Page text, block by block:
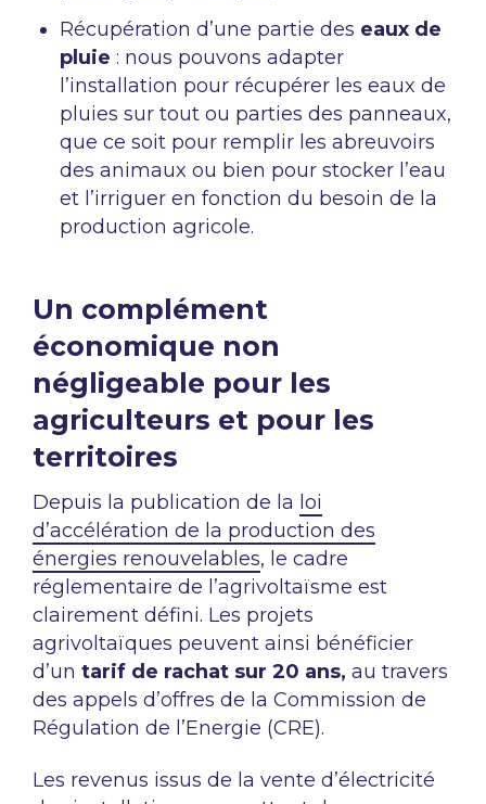
Récupération d’une partie des eaux de
pluie : nous pouvons adapter
l’installation pour récupérer les eaux de
pluies sur tout ou parties des panneaux,
que ce soit pour remplir les abreuvoirs
des animaux ou bien pour stocker l’eau
et l’irriguer en fonction du besoin de la
production agricole.
Un complément
économique non
négligeable pour les
agriculteurs et pour les
territoires
Depuis la publication de la loi
d’accélération de la production des
énergies renouvelables, le cadre
réglementaire de l’agrivoltaïsme est
clairement défini. Les projets
agrivoltaïques peuvent ainsi bénéficier
d’un tarif de rachat sur 20 ans, au travers
des appels d’offres de la Commission de
Régulation de l’Energie (CRE).
Les revenus issus de la vente d’électricité